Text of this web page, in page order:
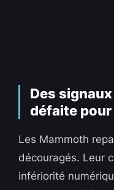
Des
défaite pour
Les Mammoth
découragés. Leur
infériorité